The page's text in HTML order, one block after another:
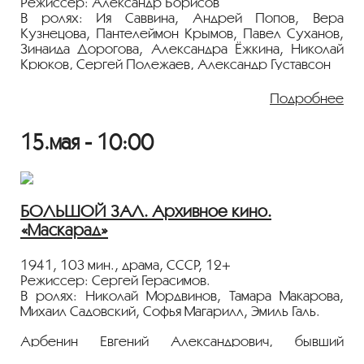
В ролях: Ия Саввина, Андрей Попов, Вера
Кузнецова, Пантелеймон Крымов, Павел Суханов,
Зинаида Дорогова, Александра Ёжкина, Николай
Крюков, Сергей Полежаев, Александр Густавсон
Женившись на бедной девушке, ростовщик
пытается выместить на безответной сироте злобу за
она будет безропотно жить в постоянной мольбе за
его благородную душу. Однако Анна вступает с
мужем в непримиримый нравственный поединок…
Бедная сирота страдает в неравном браке с мужем-
деспотом, Экзистенциальная драма по повести
Достоевского.
Госфильмофонда России.
Лента представлена в рамках
программы«ПЕРСОНА. Ия Саввина»
Подробнее
15.мая - 10:00
БОЛЬШОЙ ЗАЛ. Архивное кино.
«Маскарад»
1941, 103 мин., драма, СССР, 12+
Режиссер: Сергей Герасимов.
В ролях: Николай Мордвинов, Тамара Макарова,
Михаил Садовский, Софья Магарилл, Эмиль Галь.
Арбенин Евгений Александрович, бывший